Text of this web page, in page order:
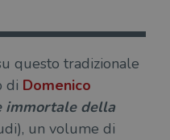
questo tradizionale
di Domenico
immortale della
un volume di